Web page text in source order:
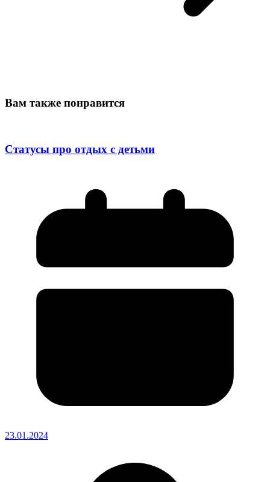
Вам также понравится
Статусы про отдых с детьми
23.01.2024